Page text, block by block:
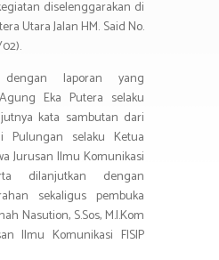
diselenggarakan di
Utara Jalan HM. Said No.
laporan yang
Eka Putera selaku
kata sambutan dari
Pulungan selaku Ketua
Jurusan Ilmu Komunikasi
dilanjutkan dengan
sekaligus pembuka
Nasution, S.Sos, M.I.Kom
Ilmu Komunikasi FISIP